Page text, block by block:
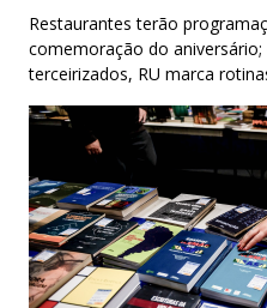
Restaurantes terão
comemoração do
terceirizados, RU marca